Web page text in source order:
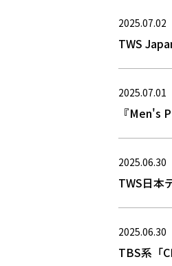
2025.07.02
TWS
2025.07.01
『Men's
2025.06.30
TWS日本
2025.06.30
TBS系「